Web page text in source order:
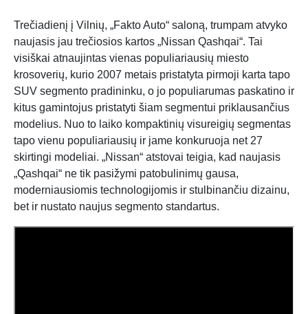
Trečiadienį į Vilnių, „Fakto Auto“ saloną, trumpam atvyko
naujasis jau trečiosios kartos „Nissan Qashqai“. Tai
visiškai atnaujintas vienas populiariausių miesto
krosoverių, kurio 2007 metais pristatyta pirmoji karta tapo
SUV segmento pradininku, o jo populiarumas paskatino ir
kitus gamintojus pristatyti šiam segmentui priklausančius
modelius. Nuo to laiko kompaktinių visureigių segmentas
tapo vienu populiariausių ir jame konkuruoja net 27
skirtingi modeliai. „Nissan“ atstovai teigia, kad naujasis
„Qashqai“ ne tik pasižymi patobulinimų gausa,
moderniausiomis technologijomis ir stulbinančiu dizainu,
bet ir nustato naujus segmento standartus.